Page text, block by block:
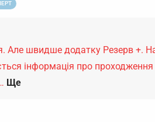
Але швидше додатку Резерв +.
інформація про
Ще